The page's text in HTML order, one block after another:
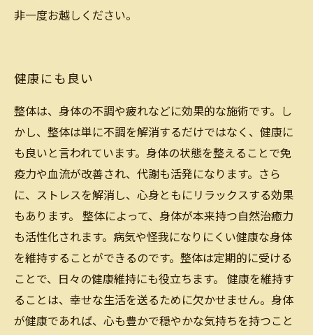
非一度お越しください。
健康にも良い
整体は、身体の不調や疲れなどに効果的な施術です。し
かし、整体は単に不調を解消するだけではなく、健康に
も良いと言われています。身体の状態を整えることで免
疫力や血流が改善され、代謝も活発になります。さら
に、ストレスを解消し、心身ともにリラックスする効果
もあります。 整体によって、身体が本来持つ自然治癒力
も活性化されます。病気や怪我になりにくい健康な身体
を維持することができるのです。整体は定期的に受ける
ことで、日々の健康維持にも役立ちます。 健康を維持す
ることは、幸せな生活を送るために欠かせません。身体
が健康であれば、心も豊かで穏やかな気持ちを持つこと